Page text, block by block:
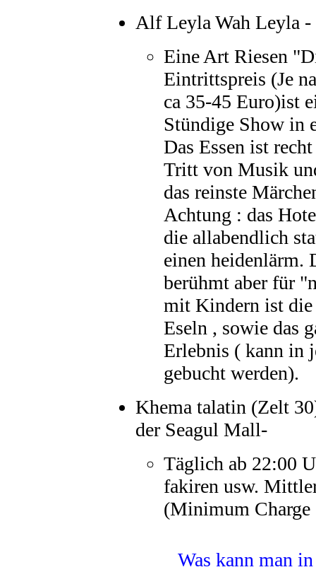
Alf Leyla Wah Leyla -
Eine Art Riesen
Eintrittspreis (Je
ca 35-45 Euro)ist
Stündige Show in
Das Essen ist
Tritt von Musik
das reinste
Achtung : das
die allabendlich
einen heidenlärm.
berühmt aber für
mit Kindern ist die
Eseln , sowie das
Erlebnis ( kann in
gebucht werden).
Khema talatin (Zelt
der Seagul Mall-
Täglich ab 22:00
fakiren usw.
(Minimum
Was kann man